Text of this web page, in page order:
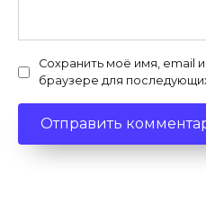
Сохранить моё имя, email
браузере для